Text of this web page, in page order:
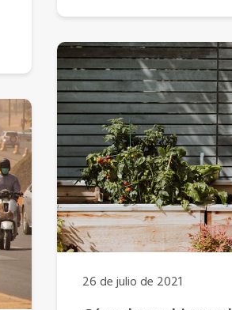
26 de julio de 2021